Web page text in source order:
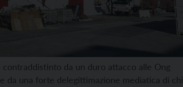
da un duro attacco alle Ong
da una forte delegittimazione mediatica di chi